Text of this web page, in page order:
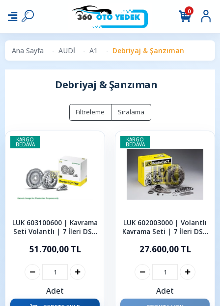
0
Ana Sayfa AUDİ A1 Debriyaj & Şanzıman
Debriyaj & Şanzıman
Filtreleme Sıralama
KARGO
BEDAVA
LUK 603100600 | Kavrama
Seti Volantlı | 7 İleri DSG
2007-2020
51.700,00 TL
Adet
KARGO
BEDAVA
LUK 602003000 | Volantlı
Kavrama Seti | 7 İleri DSG
2009-2020
27.600,00 TL
Adet